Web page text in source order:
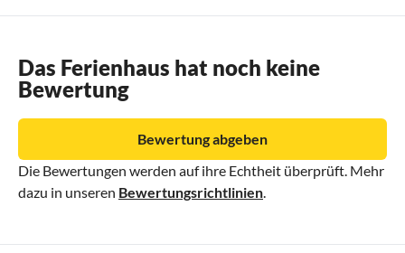
Das Ferienhaus hat noch keine
Bewertung
Die Bewertungen werden auf ihre Echtheit überprüft. Mehr
dazu in unseren Bewertungsrichtlinien
Bewertung abgeben